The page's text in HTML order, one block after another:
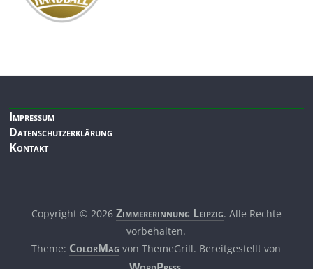
Impressum
Datenschutzerklärung
Kontakt
Copyright © 2026 Zimmerer­innung Leipzig. Alle Rechte
vorbehalten.
Theme: ColorMag von ThemeGrill. Bereitgestellt von